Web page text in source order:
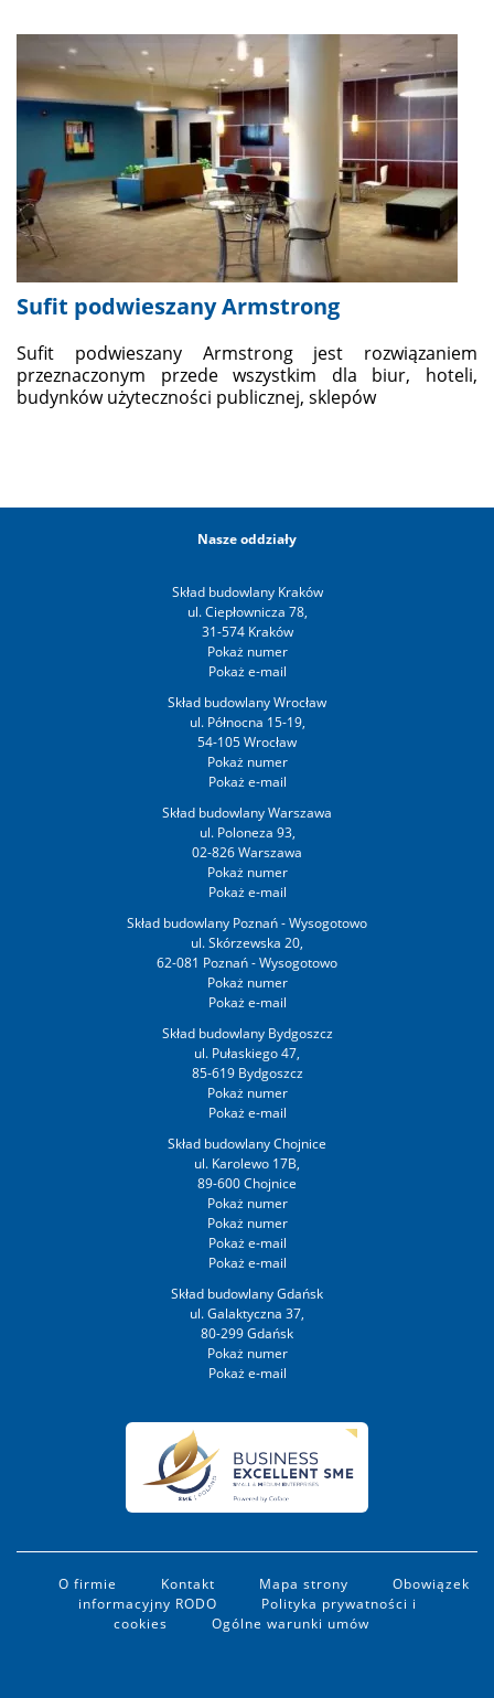
Sufit podwieszany Armstrong
Sufit podwieszany Armstrong jest rozwiązaniem
przeznaczonym przede wszystkim dla biur, hoteli,
budynków użyteczności publicznej, sklepów
Nasze oddziały
Skład budowlany Kraków
ul. Ciepłownicza 78,
31-574 Kraków
Skład budowlany Wrocław
ul. Północna 15-19,
54-105 Wrocław
Skład budowlany Warszawa
ul. Poloneza 93,
02-826 Warszawa
Skład budowlany Poznań - Wysogotowo
ul. Skórzewska 20,
62-081 Poznań - Wysogotowo
Skład budowlany Bydgoszcz
ul. Pułaskiego 47,
85-619 Bydgoszcz
Skład budowlany Chojnice
ul. Karolewo 17B,
89-600 Chojnice
Skład budowlany Gdańsk
ul. Galaktyczna 37,
80-299 Gdańsk
O firmie Kontakt Mapa strony
Obowiązek
informacyjny RODO
Polityka prywatności i
cookies
Ogólne warunki umów